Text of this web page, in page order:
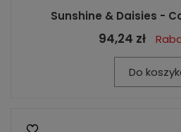
Sunshine & Daisies -
94,24 zł
Do